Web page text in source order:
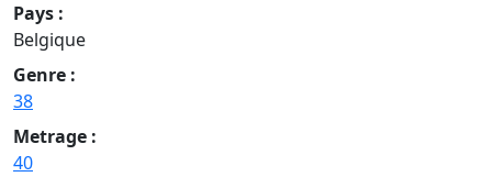
Pays :
Belgique
Genre :
38
Metrage :
40